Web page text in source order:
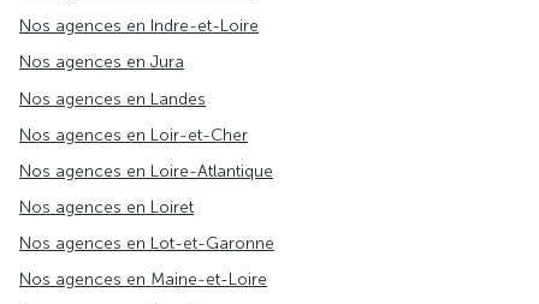
Nos agences en Indre-et-Loire
Nos agences en Jura
Nos agences en Landes
Nos agences en Loir-et-Cher
Nos agences en Loire-Atlantique
Nos agences en Loiret
Nos agences en Lot-et-Garonne
Nos agences en Maine-et-Loire